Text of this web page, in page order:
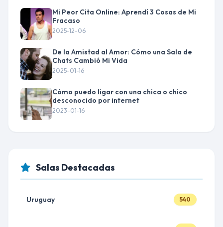
Mi Peor Cita Online: Aprendí 3 Cosas de Mi
Fracaso
2025-12-06
De la Amistad al Amor: Cómo una Sala de
Chats Cambió Mi Vida
2025-01-16
Cómo puedo ligar con una chica o chico
desconocido por internet
2023-01-16
Salas Destacadas
Uruguay 540